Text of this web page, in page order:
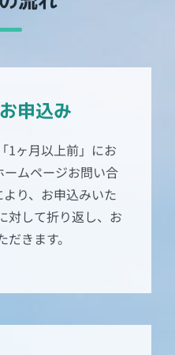
申込み
1ヶ月以上前」にお
ームページお問い合
り、お申込みいた
対して折り返し、お
きます。